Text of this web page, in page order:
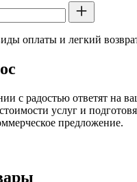
оплаты и легкий
с радостью ответят на
услуг и
предложение.